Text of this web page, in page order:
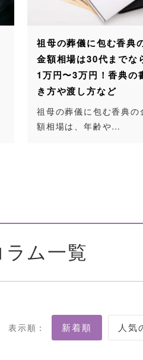
祖母の葬儀に包む香典
金額相場は30代までな
1万円〜3万円！香典の
き方や渡し方など
祖母の葬儀に包む香典の
額相場は、年齢や…
ム一覧
表示順：